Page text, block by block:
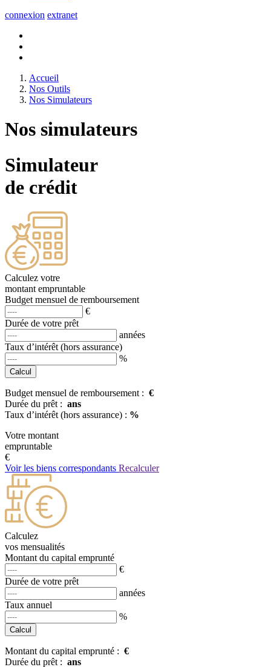
connexion extranet
Accueil
Nos Outils
Nos Simulateurs
Nos simulateurs
Simulateur
de crédit
Calculez votre
montant empruntable
Budget mensuel de remboursement
€
Durée de votre prêt
années
Taux d’intérêt (hors assurance)
%
Budget mensuel de remboursement : €
Durée du prêt : ans
Taux d’intérêt (hors assurance) : %
Votre montant
empruntable
€
Voir les biens correspondants Recalculer
Calculez
vos mensualités
Montant du capital emprunté
€
Durée de votre prêt
années
Taux annuel
%
Montant du capital emprunté : €
Durée du prêt : ans